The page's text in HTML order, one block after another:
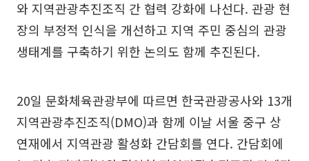
와 지역관광추진조직 간 협력 강화에 나선다. 관광 현
장의 부정적 인식을 개선하고 지역 주민 중심의 관광
생태계를 구축하기 위한 논의도 함께 추진된다.
20일 문화체육관광부에 따르면 한국관광공사와 13개
지역관광추진조직(DMO)과 함께 이날 서울 중구 상
연재에서 지역관광 활성화 간담회를 연다. 간담회에